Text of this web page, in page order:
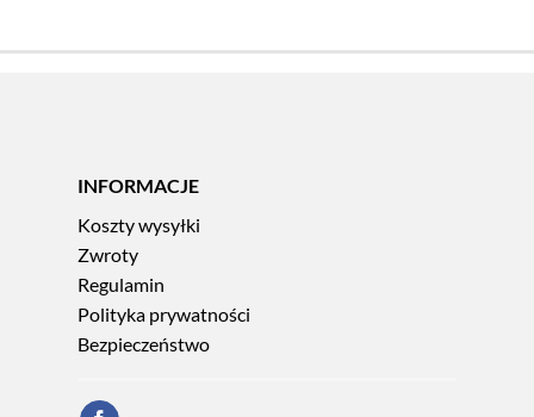
INFORMACJE
Koszty wysyłki
Zwroty
Regulamin
Polityka prywatności
Bezpieczeństwo